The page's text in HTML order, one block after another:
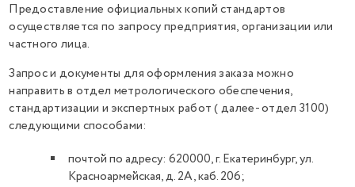
Предоставление официальных копий стандартов
осуществляется по запросу предприятия, организации или
частного лица.
Запрос и документы для оформления заказа можно
направить в отдел метрологического обеспечения,
стандартизации и экспертных работ ( далее- отдел 3100)
следующими способами:
почтой по адресу: 620000, г. Екатеринбург, ул.
Красноармейская, д. 2А, каб. 206;